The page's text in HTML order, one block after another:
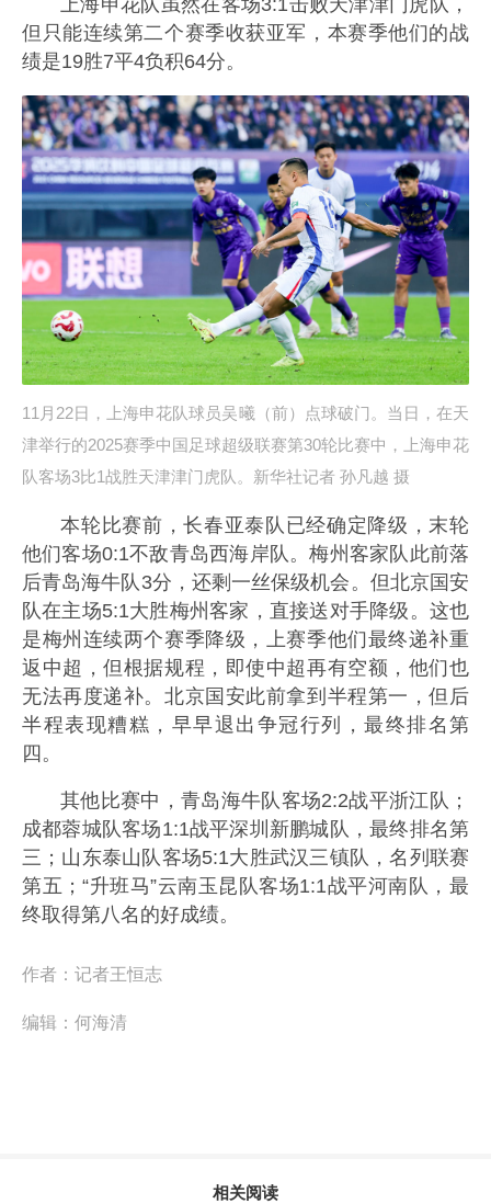
但只能连续第二个赛季收获亚军，本赛季他们的战
绩是19胜7平4负积64分。
11月22日，上海申花队球员吴曦（前）点球破门。当日，在天
津举行的2025赛季中国足球超级联赛第30轮比赛中，上海申花
队客场3比1战胜天津津门虎队。新华社记者 孙凡越 摄
本轮比赛前，长春亚泰队已经确定降级，末轮
他们客场0:1不敌青岛西海岸队。梅州客家队此前落
后青岛海牛队3分，还剩一丝保级机会。但北京国安
队在主场5:1大胜梅州客家，直接送对手降级。这也
是梅州连续两个赛季降级，上赛季他们最终递补重
返中超，但根据规程，即使中超再有空额，他们也
无法再度递补。北京国安此前拿到半程第一，但后
半程表现糟糕，早早退出争冠行列，最终排名第
四。
其他比赛中，青岛海牛队客场2:2战平浙江队；
成都蓉城队客场1:1战平深圳新鹏城队，最终排名第
三；山东泰山队客场5:1大胜武汉三镇队，名列联赛
第五；“升班马”云南玉昆队客场1:1战平河南队，最
终取得第八名的好成绩。
作者： 记者王恒志
编辑： 何海清
相关阅读